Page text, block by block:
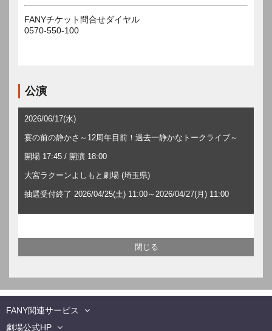
FANYチケット問合せダイヤル
0570-550-100
公演
2026/06/17(水)
宴の前の静かさ～12周年目前！過去一静かなトークライブ～
開場 17:45 / 開演 18:00
大宮ラクーンよしもと劇場 (埼玉県)
抽選受付終了 2026/04/25(土) 11:00～2026/04/27(月) 11:00
FANY関連サービス
劇場公式HP